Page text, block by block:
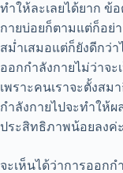
ทำให้ละเลยได้ยาก ข้
กายบ่อยก็ตามแต่ก็อย่
สม่ำเสมอแต่ก็ยังดีกว่
ออกกำลังกายไม่ว่าจ
เพราะคนเราจะตั้งส
กำลังกายไปจะทำให้
ประสิทธิภาพน้อยลงค่ะ
จะเห็นได้ว่าการออก